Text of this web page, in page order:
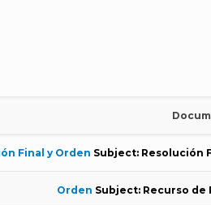
Final y Orden Subject: Resolución
Orden Subject: Recurso de